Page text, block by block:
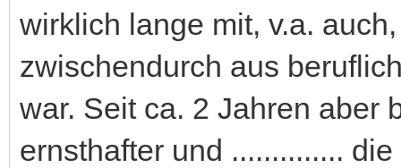
wirklich lange mit, v.a.
zwischendurch aus
war. Seit ca. 2 Jahren aber
ernsthafter und ..............